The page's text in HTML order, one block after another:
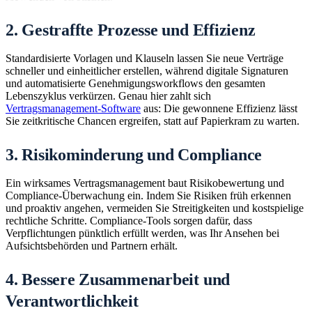
2. Gestraffte Prozesse und Effizienz
Standardisierte Vorlagen und Klauseln lassen Sie neue Verträge
schneller und einheitlicher erstellen, während digitale Signaturen
und automatisierte Genehmigungsworkflows den gesamten
Lebenszyklus verkürzen. Genau hier zahlt sich
Vertragsmanagement-Software aus: Die gewonnene Effizienz lässt
Sie zeitkritische Chancen ergreifen, statt auf Papierkram zu warten.
3. Risikominderung und Compliance
Ein wirksames Vertragsmanagement baut Risikobewertung und
Compliance-Überwachung ein. Indem Sie Risiken früh erkennen
und proaktiv angehen, vermeiden Sie Streitigkeiten und kostspielige
rechtliche Schritte. Compliance-Tools sorgen dafür, dass
Verpflichtungen pünktlich erfüllt werden, was Ihr Ansehen bei
Aufsichtsbehörden und Partnern erhält.
4. Bessere Zusammenarbeit und
Verantwortlichkeit